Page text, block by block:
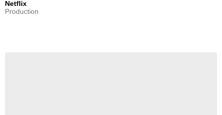
- 1 Episode :
Netflix
Production